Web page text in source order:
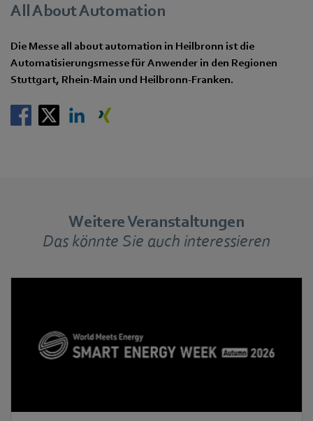
All About Automation
Die Messe all about automation in Heilbronn ist die
Automatisierungsmesse für Anwender in den Regionen
Stuttgart, Rhein-Main und Heilbronn-Franken.
Weitere Veranstaltungen
Das könnte Sie auch interessieren